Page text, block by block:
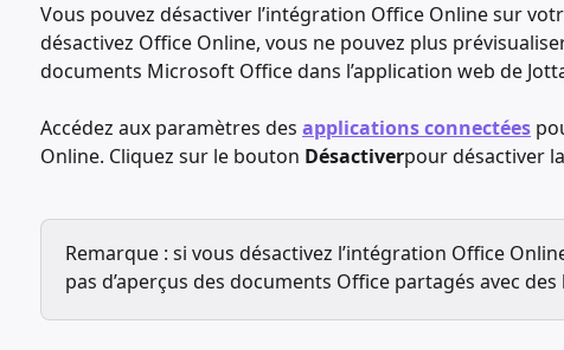
Vous pouvez désactiver l’intégration Office Online sur
désactivez Office Online, vous ne pouvez plus
documents Microsoft Office dans l’application web de
Accédez aux paramètres des applications connectées
Online. Cliquez sur le bouton Désactiverpour désactiver
Remarque : si vous désactivez l’intégration Office
pas d’aperçus des documents Office partagés avec